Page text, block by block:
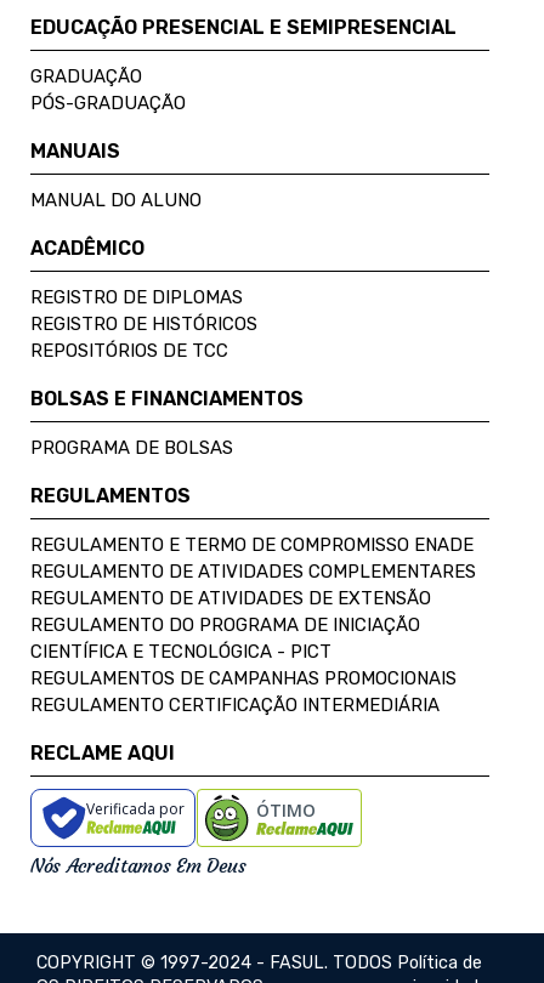
EDUCAÇÃO PRESENCIAL E SEMIPRESENCIAL
GRADUAÇÃO
PÓS-GRADUAÇÃO
MANUAIS
MANUAL DO ALUNO
ACADÊMICO
REGISTRO DE DIPLOMAS
REGISTRO DE HISTÓRICOS
REPOSITÓRIOS DE TCC
BOLSAS E FINANCIAMENTOS
PROGRAMA DE BOLSAS
REGULAMENTOS
REGULAMENTO E TERMO DE COMPROMISSO ENADE
REGULAMENTO DE ATIVIDADES COMPLEMENTARES
REGULAMENTO DE ATIVIDADES DE EXTENSÃO
REGULAMENTO DO PROGRAMA DE INICIAÇÃO
CIENTÍFICA E TECNOLÓGICA - PICT
REGULAMENTOS DE CAMPANHAS PROMOCIONAIS
REGULAMENTO CERTIFICAÇÃO INTERMEDIÁRIA
RECLAME AQUI
Verificada por ÓTIMO
Nós Acreditamos Em Deus
COPYRIGHT © 1997-2024 - FASUL. TODOS Política de